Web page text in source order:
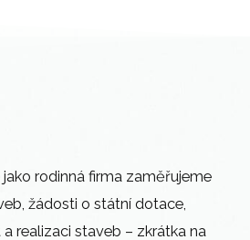
rodinná firma zaměřujeme
žádosti o státní dotace,
realizaci staveb – zkrátka na